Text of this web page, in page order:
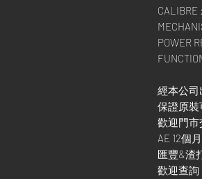
CALIBRE
POWER
經本公司
保證原裝
歡迎門市
AE 12個
匯豐&渣
歡迎查詢